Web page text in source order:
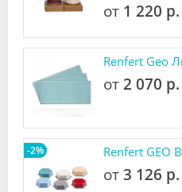
от 1 220 р.
Renfert Geo
от 2 070 р.
-2% Renfert GEO
от 3 126 р.